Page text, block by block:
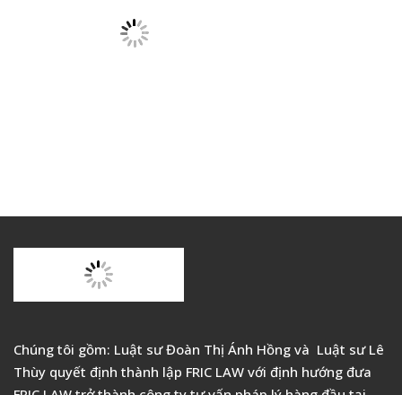
Chúng tôi gồm: Luật sư Đoàn Thị Ánh Hồng và Luật sư Lê
Thùy quyết định thành lập FRIC LAW với định hướng đưa